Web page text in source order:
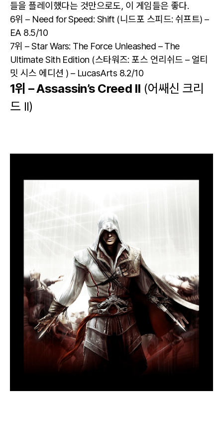
들을 플레이했다는 것만으로도, 이 게임들은 좋다.
6위 – Need for Speed: Shift (니드포 스피드: 쉬프트) –
EA 8.5/10
7위 – Star Wars: The Force Unleashed – The
Ultimate Sith Edition (스타워즈: 포스 언리쉬드 – 얼티
밋 시스 에디션 ) – LucasArts 8.2/10
1위 – Assassin’s Creed II (어쌔신 크리
드 II)